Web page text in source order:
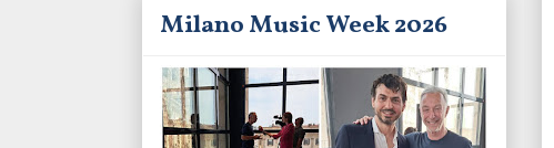
Milano Music Week 2026